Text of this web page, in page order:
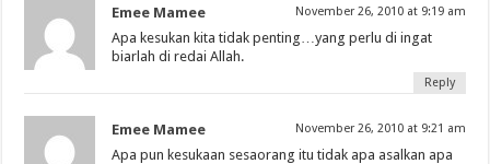
Emee Mamee November 26, 2010 at 9:19 am
Apa kesukan kita tidak penting…yang perlu di ingat
biarlah di redai Allah.
Reply
Emee Mamee November 26, 2010 at 9:21 am
Apa pun kesukaan sesaorang itu tidak apa asalkan apa